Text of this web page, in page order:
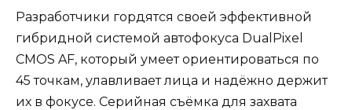
Разработчики гордятся своей эффективной
гибридной системой автофокуса DualPixel
CMOS AF, который умеет ориентироваться по
45 точкам, улавливает лица и надёжно держит
их в фокусе. Серийная съёмка для захвата